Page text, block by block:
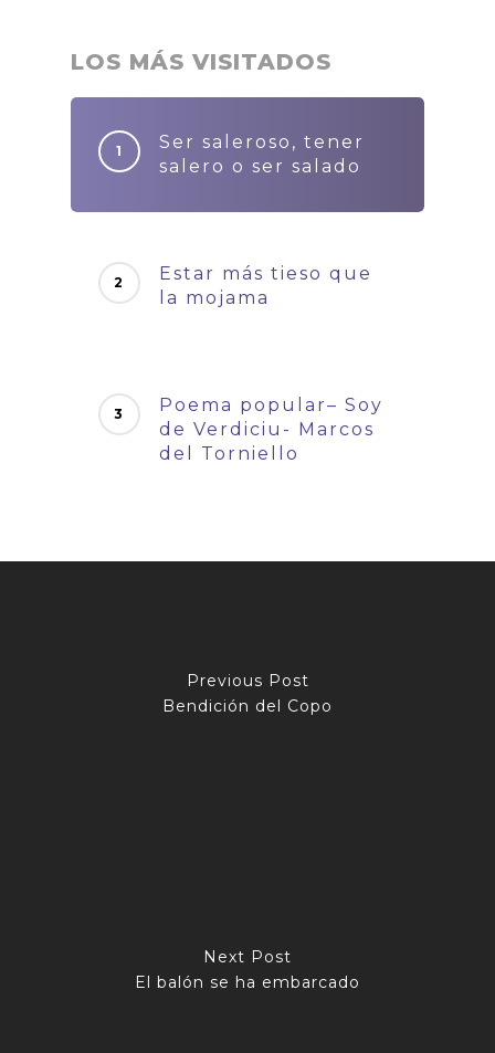
LOS MÁS VISITADOS
Ser saleroso, tener
salero o ser salado
Estar más tieso que
la mojama
Poema popular– Soy
de Verdiciu- Marcos
del Torniello
Previous Post
Bendición del Copo
Next Post
El balón se ha embarcado